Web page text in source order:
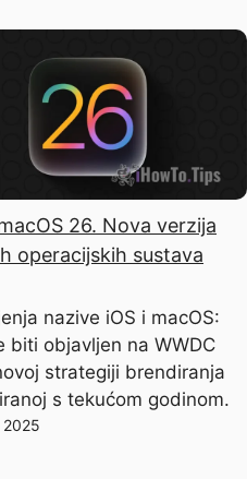
26. Nova verzija
operacijskih sustava
nazive iOS i macOS:
biti objavljen na WWDC
strategiji brendiranja
s tekućom godinom.